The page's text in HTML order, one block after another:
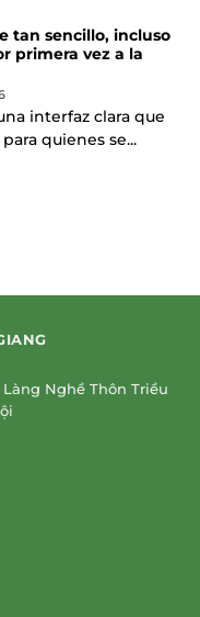
tan sencillo, incluso
primera vez a la
interfaz clara que
quienes se...
Nghề Thôn Triều